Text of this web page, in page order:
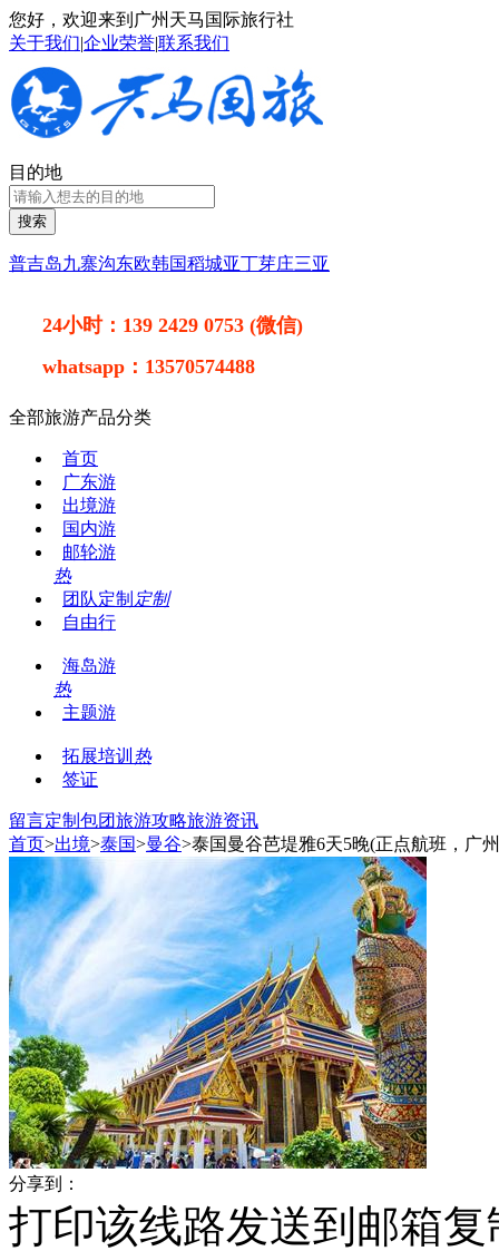
您好，欢迎来到广州天马国际旅行社
关于我们|企业荣誉|联系我们
目的地
搜索
普吉岛九寨沟东欧韩国稻城亚丁芽庄三亚
24小时： 139 2429 0753 (微信)
whatsapp： 13570574488
全部旅游产品分类
首页
广东游
出境游
国内游
邮轮游
热
团队定制 定制
自由行
海岛游
热
主题游
拓展培训 热
签证
留言定制包团旅游攻略旅游资讯
首页>出境>泰国>曼谷>泰国曼谷芭堤雅6天5晚(正点航班，广
分享到：
打印该线路发送到邮箱复